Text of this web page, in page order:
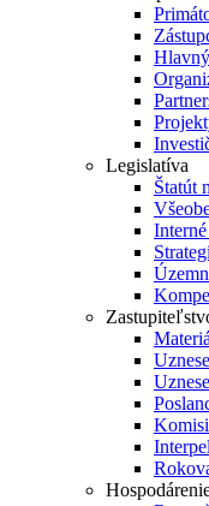
Legislatíva
Štatút